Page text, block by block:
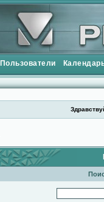
Пользователи